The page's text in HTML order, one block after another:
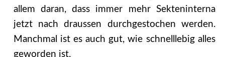
allem daran, dass immer mehr Sekteninterna
jetzt nach draussen durchgestochen werden.
Manchmal ist es auch gut, wie schnelllebig alles
geworden ist.